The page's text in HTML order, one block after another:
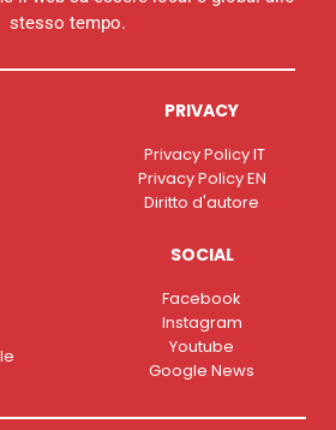
stesso tempo.
PRIVACY
Privacy Policy IT
Privacy Policy EN
Diritto d'autore
SOCIAL
Facebook
Instagram
Youtube
Google News